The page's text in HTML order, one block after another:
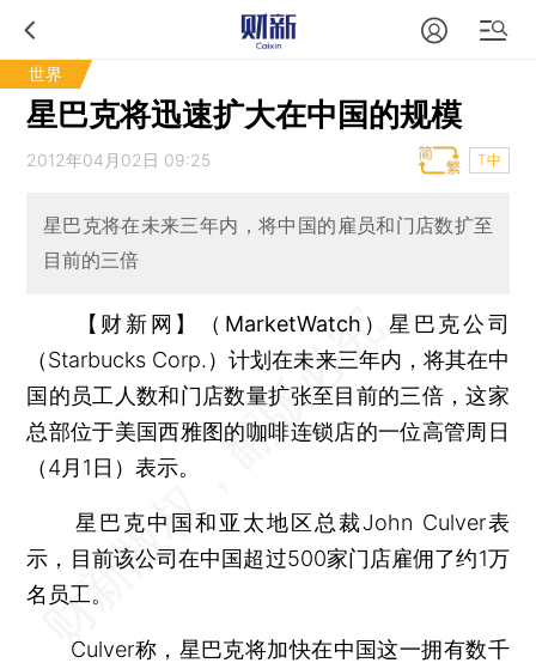
世界
星巴克将迅速扩大在中国的规模
2012年04月02日 09:25 T中
星巴克将在未来三年内，将中国的雇员和门店数扩至
目前的三倍
【财新网】（MarketWatch） 星巴克公司
（Starbucks Corp.）计划在未来三年内，将其在中
国的员工人数和门店数量扩张至目前的三倍，这家
总部位于美国西雅图的咖啡连锁店的一位高管周日
（4月1日）表示。
星巴克中国和亚太地区总裁John Culver表
示，目前该公司在中国超过500家门店雇佣了约1万
名员工。
Culver称，星巴克将加快在中国这一拥有数千